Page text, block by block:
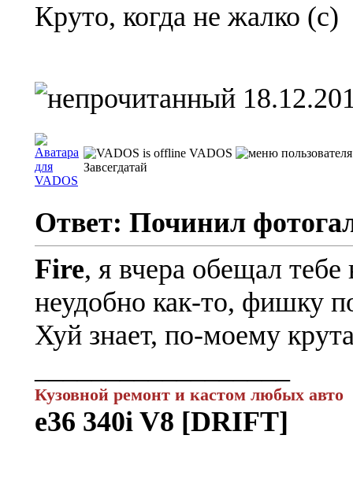
Круто, когда не жалко (с)
VADOS
Завсегдатай
Ответ: Починил
Fire, я вчера обещал
неудобно как-то, фишку
Хуй знает, по-моему
Кузовной ремонт и кастом любых авто
e36 340i V8 [DRIFT]